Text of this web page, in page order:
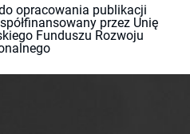
opracowania publikacji
przez Unię
Funduszu Rozwoju